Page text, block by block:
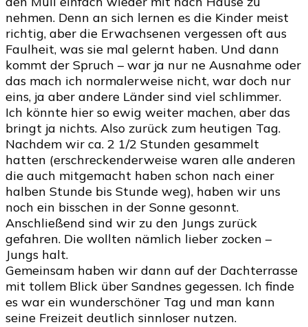
nehmen. Denn an sich lernen es die Kinder meist
richtig, aber die Erwachsenen vergessen oft aus
Faulheit, was sie mal gelernt haben. Und dann
kommt der Spruch – war ja nur ne Ausnahme oder
das mach ich normalerweise nicht, war doch nur
eins, ja aber andere Länder sind viel schlimmer.
Ich könnte hier so ewig weiter machen, aber das
bringt ja nichts. Also zurück zum heutigen Tag.
Nachdem wir ca. 2 1/2 Stunden gesammelt
hatten (erschreckenderweise waren alle anderen
die auch mitgemacht haben schon nach einer
halben Stunde bis Stunde weg), haben wir uns
noch ein bisschen in der Sonne gesonnt.
Anschließend sind wir zu den Jungs zurück
gefahren. Die wollten nämlich lieber zocken –
Jungs halt.
Gemeinsam haben wir dann auf der Dachterrasse
mit tollem Blick über Sandnes gegessen. Ich finde
es war ein wunderschöner Tag und man kann
seine Freizeit deutlich sinnloser nutzen.